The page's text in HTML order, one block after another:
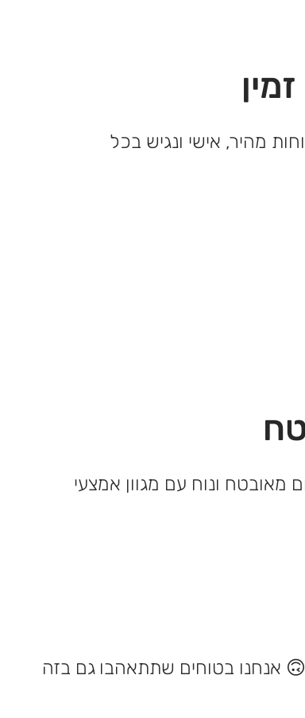
מהיר, אישי ונגיש בכל
מאובטח ונוח עם מגוון אמצעי
אנחנו בטוחים שתתאהבו גם בזה 🙃